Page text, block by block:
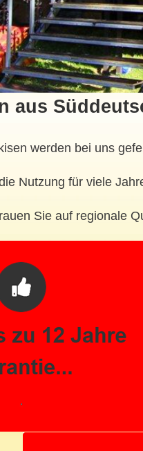
aus
werden bei uns
Nutzung für viele
Sie auf regionale